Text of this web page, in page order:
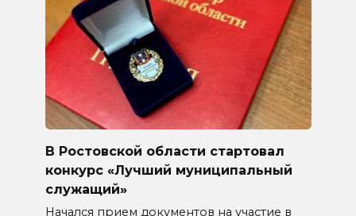
В Ростовской области стартовал
конкурс «Лучший муниципальный
служащий»
Начался прием документов на участие в